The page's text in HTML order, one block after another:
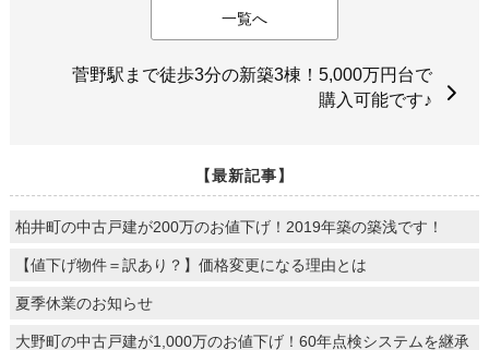
一覧へ
菅野駅まで徒歩3分の新築3棟！5,000万円台で
購入可能です♪
【最新記事】
柏井町の中古戸建が200万のお値下げ！2019年築の築浅です！
【値下げ物件＝訳あり？】価格変更になる理由とは
夏季休業のお知らせ
大野町の中古戸建が1,000万のお値下げ！60年点検システムを継承